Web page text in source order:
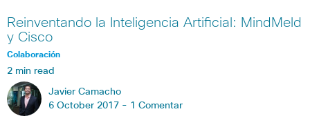
Reinventando la Inteligencia Artificial: MindMeld
y Cisco
Colaboración
2 min read
Javier Camacho
6 October 2017 - 1 Comentar